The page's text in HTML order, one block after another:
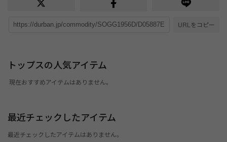
URLをコピー
トップスの人気アイテム
現在おすすめアイテムはありません。
最近チェックしたアイテム
最近チェックしたアイテムはありません。